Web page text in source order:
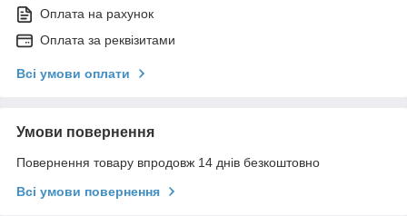
Оплата на рахунок
Оплата за реквізитами
Всі умови оплати
Умови повернення
Повернення товару впродовж 14 днів безкоштовно
Всі умови повернення